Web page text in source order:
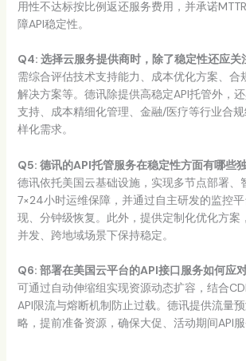
用性不达标按比例返还服务费用，并承诺
障API稳定性。
Q4: 选择云服务提供商时，除了稳定性还应关
需综合评估技术支持能力、成本优化方案、合
解决方案等。德讯除提供高稳定API托管外，
支持、成本精细化管理、金融/医疗等行业合
样化需求。
Q5: 德讯的API托管服务在稳定性方面有哪些
德讯依托美国云基础设施，实现多节点部署、
7×24小时运维保障，并通过自主研发的监控
现、分钟级恢复。此外，提供定制化优化方案
并发、跨地域场景下保持稳定。
Q6: 部署在美国云平台的API接口服务如何应
可通过自动伸缩组实现资源动态扩容，结合
API限流与熔断机制防止过载。德讯提供流量
略，提前准备资源，确保大促、活动期间API服